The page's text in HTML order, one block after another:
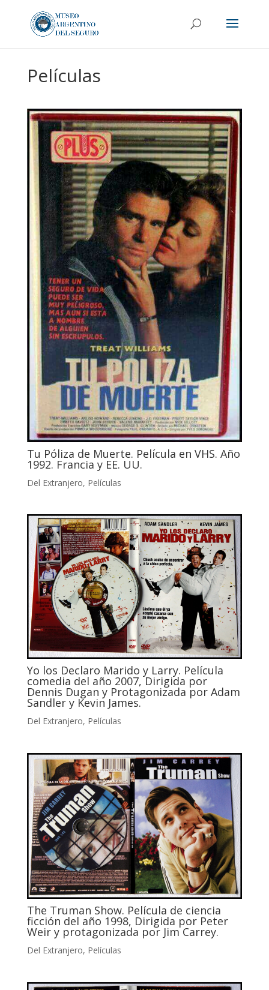
Películas
Tu Póliza de Muerte. Película en VHS. Año
1992. Francia y EE. UU.
Del Extranjero, Películas
Yo los Declaro Marido y Larry. Película
comedia del año 2007, Dirigida por
Dennis Dugan y Protagonizada por Adam
Sandler y Kevin James.
Del Extranjero, Películas
The Truman Show. Película de ciencia
ficción del año 1998, Dirigida por Peter
Weir y protagonizada por Jim Carrey.
Del Extranjero, Películas